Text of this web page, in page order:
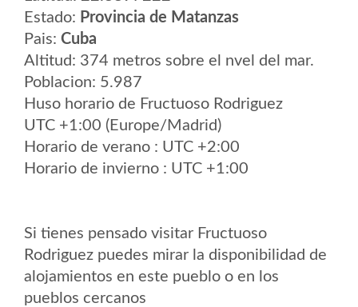
Estado: Provincia de Matanzas
Pais: Cuba
Altitud: 374 metros sobre el nvel del mar.
Poblacion: 5.987
Huso horario de Fructuoso Rodriguez
UTC +1:00 (Europe/Madrid)
Horario de verano : UTC +2:00
Horario de invierno : UTC +1:00
Si tienes pensado visitar Fructuoso
Rodriguez puedes mirar la disponibilidad de
alojamientos en este pueblo o en los
pueblos cercanos